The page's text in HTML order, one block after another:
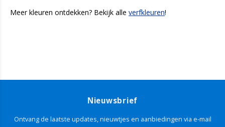
Meer kleuren ontdekken? Bekijk alle verfkleuren!
Nieuwsbrief
Ontvang de laatste updates, nieuwtjes en aanbiedingen via e-mail